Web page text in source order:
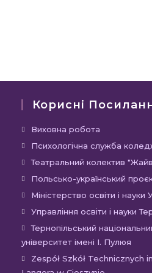
Корисні
Виховна роботаВідкриється
в
новій
вкладці
Психологічна служба
Театральний колектив
Польсько-український
Міністерство освіти і науки
Управління освіти і науки
Тернопільський
університет імені І. Пулюя
Zespół Szkół Technicznych